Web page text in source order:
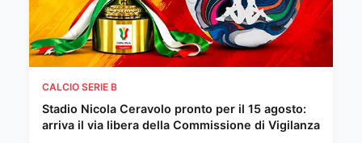
CALCIO SERIE B
Stadio Nicola Ceravolo pronto per il 15 agosto:
arriva il via libera della Commissione di Vigilanza